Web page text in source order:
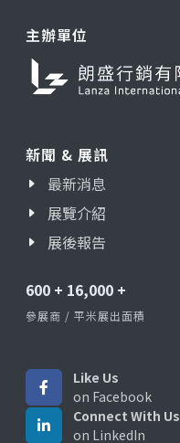
主辦單位
新聞 & 展訊
最新消息
展覽介紹
展後報告
600 + 16,000 +
參展商 / 平米展出面積
Like Us
on Facebook
Connect With Us
on LinkedIn